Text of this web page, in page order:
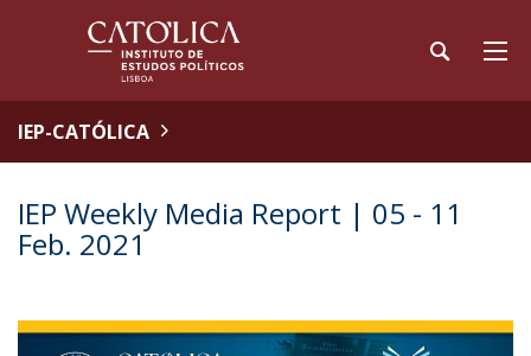
IEP-CATÓLICA
IEP Weekly Media Report | 05 - 11
Feb. 2021